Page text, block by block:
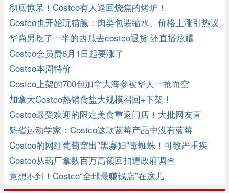
彻底惊呆！Costco有人退回烧焦的烤炉！
Costco也开始玩猫腻：肉类包装缩水、价格上涨引热议
华裔男吃了一半的西瓜去costco退货 还直播炫耀
Costco会员费6月1日起要涨了
Costco本周特价
Costco上架的700包加拿大海参被华人一抢而空
加拿大Costco热销食盐大规模召回+下架！
Costco最受欢迎的限定美食重返门店！大批网友直
呼："激动开心"！ ... ...
魁省运动学家：Costco这款蓝莓产品中没有蓝莓
Costco的网红葡萄窜出"黑寡妇"毒蜘蛛！可致严重疾
病！ ...
Costco从药厂拿数百万高额回扣遭政府调查
意想不到！Costco“全球最赚钱店”在这儿